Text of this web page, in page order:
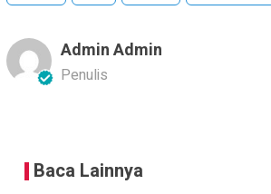
Admin Admin
Penulis
Baca Lainnya